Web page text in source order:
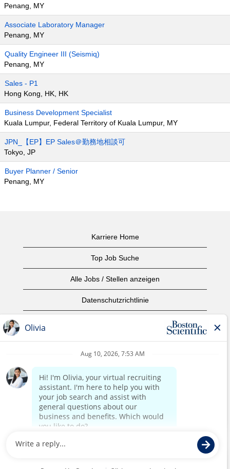
Penang, MY
Associate Laboratory Manager
Penang, MY
Quality Engineer III (Seismiq)
Penang, MY
Sales - P1
Hong Kong, HK, HK
Business Development Specialist
Kuala Lumpur, Federal Territory of Kuala Lumpur, MY
JPN_【EP】EP Sales＠勤務地相談可
Tokyo, JP
Buyer Planner / Senior
Penang, MY
Karriere Home
Top Job Suche
Alle Jobs / Stellen anzeigen
Datenschutzrichtlinie
Urheberrecht
home page
Alle Rechte vorbehalten.